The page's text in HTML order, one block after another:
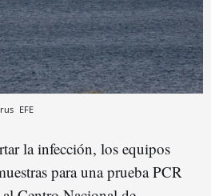
EFE
la infección, los equipos
para una prueba PCR